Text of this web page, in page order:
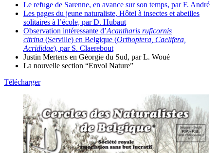
Le refuge de Sarenne, en avance sur son temps, par F. André
Les pages du jeune naturaliste, Hôtel à insectes et abeilles
solitaires à l’école, par D. Hubaut
Observation intéressante d’Acantharis ruficornis
citrina (Serville) en Belgique (Orthoptera, Caelifera,
Acrididae), par S. Claerebout
Justin Mertens en Géorgie du Sud, par L. Woué
La nouvelle section “Envol Nature”
Télécharger